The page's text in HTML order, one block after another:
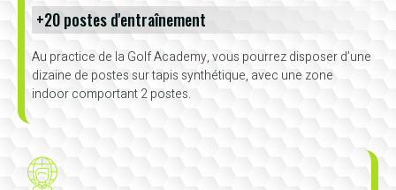
+20 postes d'entraînement
Au practice de la Golf Academy, vous pourrez disposer d’une
dizaine de postes sur tapis synthétique, avec une zone
indoor comportant 2 postes.